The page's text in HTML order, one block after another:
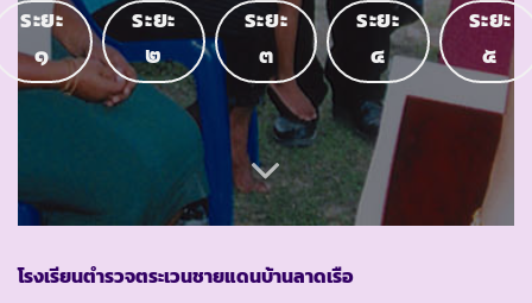
ระยะ
๑
ระยะ
๒
ระยะ
๓
ระยะ
๔
ระยะ
๕
โรงเรียนตำรวจตระเวนชายแดนบ้านลาดเรือ